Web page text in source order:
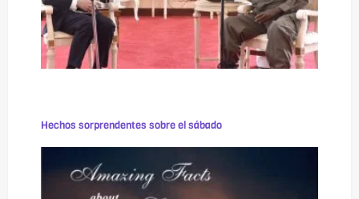
Hechos sorprendentes sobre el sábado